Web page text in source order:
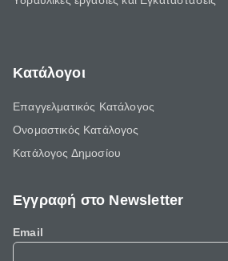
Κατάλογοι
Επαγγελματικός Κατάλογος
Ονομαστικός Κατάλογος
Κατάλογος Δημοσίου
Εγγραφή στο Newsletter
Email